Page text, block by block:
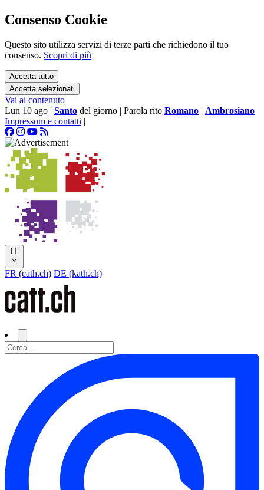
Consenso Cookie
Questo sito utilizza servizi di terze parti che richiedono il tuo
consenso. Scopri di più
Accetta tutto
Accetta selezionati
Vai al contenuto
Lun 10 ago | Santo del giorno | Parola rito Romano | Ambrosiano
Impressum e contatti |
IT
FR (cath.ch) DE (kath.ch)